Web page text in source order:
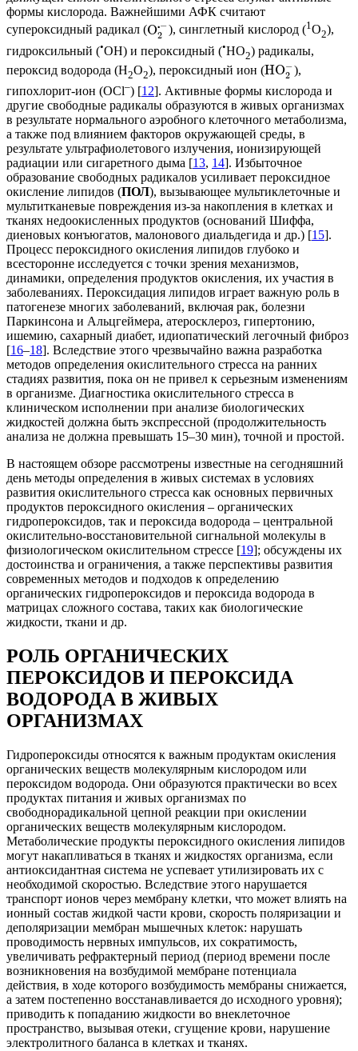
формы кислорода. Важнейшими АФК считают
супероксидный радикал (O⋅−
2
), синглетный кислород (1О2),
гидроксильный (•OH) и пероксидный (•HO2) радикалы,
пероксид водорода (H2O2), пероксидный ион (HO−
2 ),
гипохлорит-ион (OCl–) [12]. Активные формы кислорода и
другие свободные радикалы образуются в живых организмах
в результате нормального аэробного клеточного метаболизма,
а также под влиянием факторов окружающей среды, в
результате ультрафиолетового излучения, ионизирующей
радиации или сигаретного дыма [13, 14]. Избыточное
образование свободных радикалов усиливает пероксидное
окисление липидов (ПОЛ), вызывающее мультиклеточные и
мультитканевые повреждения из-за накопления в клетках и
тканях недоокисленных продуктов (оснований Шиффа,
диеновых конъюгатов, малонового диальдегида и др.) [15].
Процесс пероксидного окисления липидов глубоко и
всесторонне исследуется с точки зрения механизмов,
динамики, определения продуктов окисления, их участия в
заболеваниях. Пероксидация липидов играет важную роль в
патогенезе многих заболеваний, включая рак, болезни
Паркинсона и Альцгеймера, атеросклероз, гипертонию,
ишемию, сахарный диабет, идиопатический легочный фиброз
[16–18]. Вследствие этого чрезвычайно важна разработка
методов определения окислительного стресса на ранних
стадиях развития, пока он не привел к серьезным изменениям
в организме. Диагностика окислительного стресса в
клиническом исполнении при анализе биологических
жидкостей должна быть экспрессной (продолжительность
анализа не должна превышать 15–30 мин), точной и простой.
В настоящем обзоре рассмотрены известные на сегодняшний
день методы определения в живых системах в условиях
развития окислительного стресса как основных первичных
продуктов пероксидного окисления – органических
гидропероксидов, так и пероксида водорода – центральной
окислительно-восстановительной сигнальной молекулы в
физиологическом окислительном стрессе [19]; обсуждены их
достоинства и ограничения, а также перспективы развития
современных методов и подходов к определению
органических гидропероксидов и пероксида водорода в
матрицах сложного состава, таких как биологические
жидкости, ткани и др.
РОЛЬ ОРГАНИЧЕСКИХ
ПЕРОКСИДОВ И ПЕРОКСИДА
ВОДОРОДА В ЖИВЫХ
ОРГАНИЗМАХ
Гидропероксиды относятся к важным продуктам окисления
органических веществ молекулярным кислородом или
пероксидом водорода. Они образуются практически во всех
продуктах питания и живых организмах по
свободнорадикальной цепной реакции при окислении
органических веществ молекулярным кислородом.
Метаболические продукты пероксидного окисления липидов
могут накапливаться в тканях и жидкостях организма, если
антиоксидантная система не успевает утилизировать их с
необходимой скоростью. Вследствие этого нарушается
транспорт ионов через мембрану клетки, что может влиять на
ионный состав жидкой части крови, скорость поляризации и
деполяризации мембран мышечных клеток: нарушать
проводимость нервных импульсов, их сократимость,
увеличивать рефрактерный период (период времени после
возникновения на возбудимой мембране потенциала
действия, в ходе которого возбудимость мембраны снижается,
а затем постепенно восстанавливается до исходного уровня);
приводить к попаданию жидкости во внеклеточное
пространство, вызывая отеки, сгущение крови, нарушение
электролитного баланса в клетках и тканях.